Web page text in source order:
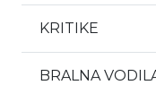
KRITIKE
BRALNA